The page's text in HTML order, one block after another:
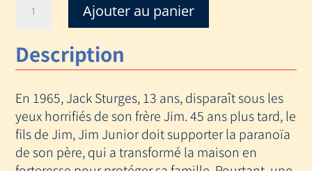
TROLLHUNTERS
Ajouter au panier
Description
En 1965, Jack Sturges, 13 ans, disparaît sous les
yeux horrifiés de son frère Jim. 45 ans plus tard, le
fils de Jim, Jim Junior doit supporter la paranoïa
de son père, qui a transformé la maison en